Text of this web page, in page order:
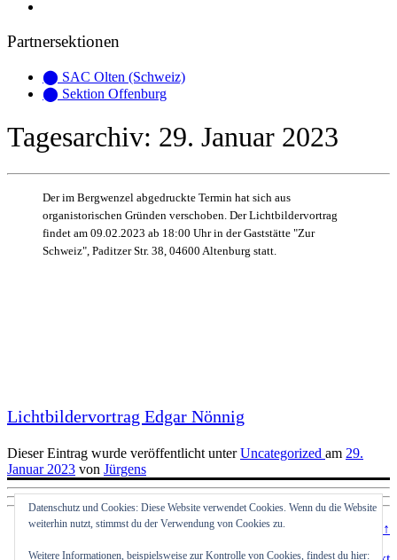
Partnersektionen
⬤ SAC Olten (Schweiz)
⬤ Sektion Offenburg
Tagesarchiv: 29. Januar 2023
Der im Bergwenzel abgedruckte Termin hat sich aus
organistorischen Gründen verschoben. Der Lichtbildervortrag
findet am 09.02.2023 ab 18:00 Uhr in der Gaststätte "Zur
Schweiz", Paditzer Str. 38, 04600 Altenburg statt.
Lichtbildervortrag Edgar Nönnig
Dieser Eintrag wurde veröffentlicht unterUncategorized am 29.
Januar 2023 von Jürgens
top ↑
Datenschutz und Cookies: Diese Website verwendet Cookies. Wenn du die Website
weiterhin nutzt, stimmst du der Verwendung von Cookies zu.
Weitere Informationen, beispielsweise zur Kontrolle von Cookies, findest du hier: